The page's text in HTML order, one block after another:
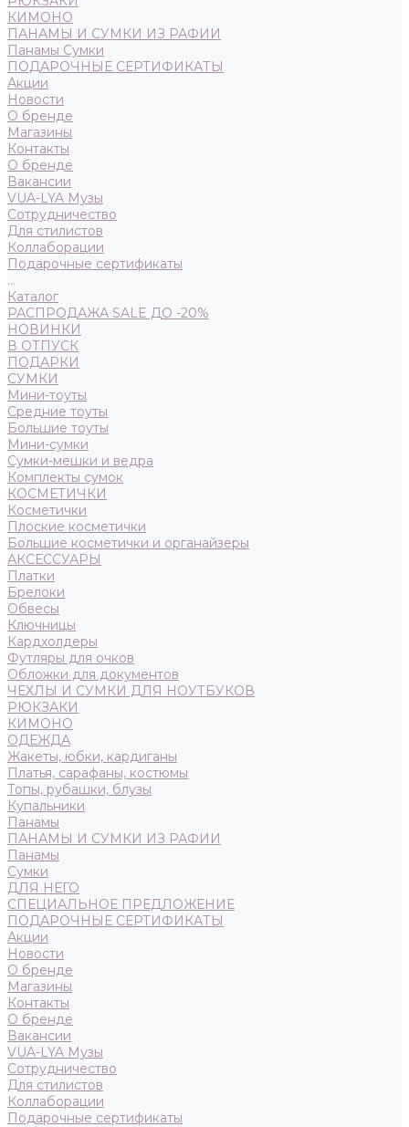
КИМОНО
ПАНАМЫ И СУМКИ ИЗ РАФИИ
Панамы Сумки
ПОДАРОЧНЫЕ СЕРТИФИКАТЫ
Акции
Новости
О бренде
Магазины
Контакты
О бренде
Вакансии
VUA-LYA Музы
Сотрудничество
Для стилистов
Коллаборации
Подарочные сертификаты
...
Каталог
РАСПРОДАЖА SALE ДО -20%
НОВИНКИ
В ОТПУСК
ПОДАРКИ
СУМКИ
Мини-тоуты
Средние тоуты
Большие тоуты
Мини-сумки
Сумки-мешки и ведра
Комплекты сумок
КОСМЕТИЧКИ
Косметички
Плоские косметички
Большие косметички и органайзеры
АКСЕССУАРЫ
Платки
Брелоки
Обвесы
Ключницы
Кардхолдеры
Футляры для очков
Обложки для документов
ЧЕХЛЫ И СУМКИ ДЛЯ НОУТБУКОВ
РЮКЗАКИ
КИМОНО
ОДЕЖДА
Жакеты, юбки, кардиганы
Платья, сарафаны, костюмы
Топы, рубашки, блузы
Купальники
Панамы
ПАНАМЫ И СУМКИ ИЗ РАФИИ
Панамы
Сумки
ДЛЯ НЕГО
СПЕЦИАЛЬНОЕ ПРЕДЛОЖЕНИЕ
ПОДАРОЧНЫЕ СЕРТИФИКАТЫ
Акции
Новости
О бренде
Магазины
Контакты
О бренде
Вакансии
VUA-LYA Музы
Сотрудничество
Для стилистов
Коллаборации
Подарочные сертификаты